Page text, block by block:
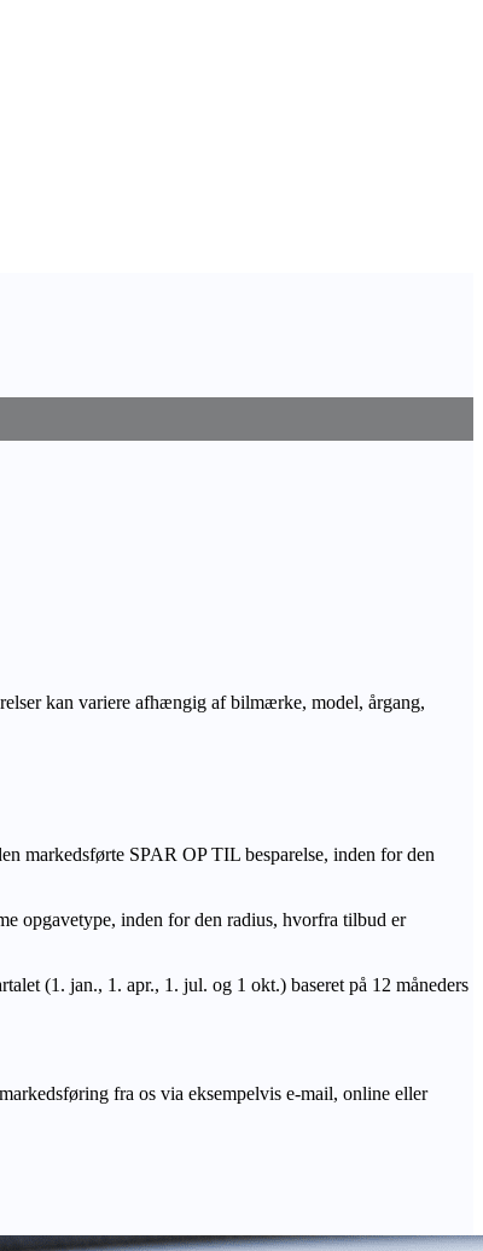
kan variere afhængig af bilmærke, model, årgang,
markedsførte SPAR OP TIL besparelse, inden for den
opgavetype, inden for den radius, hvorfra tilbud er
(1. jan., 1. apr., 1. jul. og 1 okt.) baseret på 12 måneders
fra os via eksempelvis e-mail, online eller